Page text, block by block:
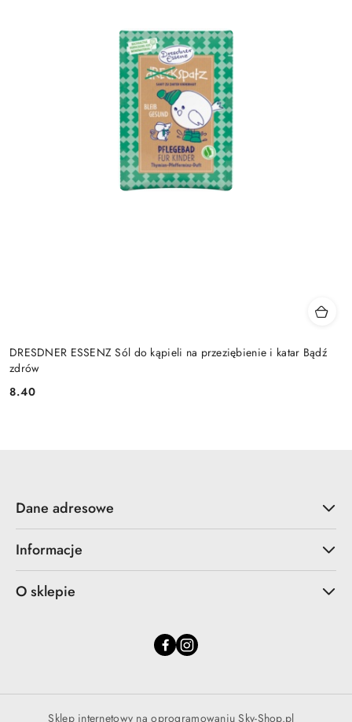
DRESDNER ESSENZ Sól do kąpieli na przeziębienie i katar Bądź
zdrów
Cena:
8.40
Dane adresowe
Informacje
O sklepie
Sklep internetowy na oprogramowaniu Sky-Shop.pl